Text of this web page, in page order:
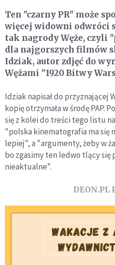
Ten "czarny PR" może
więcej widowni odwróci
tak nagrody Węże, czyli
dla najgorszych filmów
Idziak, autor zdjęć do
Wężami "1920 Bitwy
Idziak napisał do przyznającej
kopię otrzymała w środę PAP.
się z kolei do treści tego listu
"polska kinematografia ma się
lepiej", a "argumenty, żeby w
bo zgasimy ten ledwo tlący się
nieaktualne".
DEON.PL